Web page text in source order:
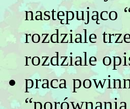
następująco
rozdziale
rozdziale
praca